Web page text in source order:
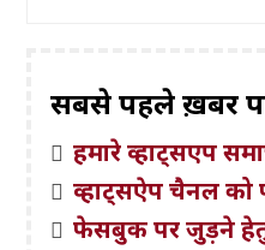
सबसे पहले ख़बरें
हमारे व्हाट्सएप
व्हाट्सऐप चैनल को
फेसबुक पर जुड़ने